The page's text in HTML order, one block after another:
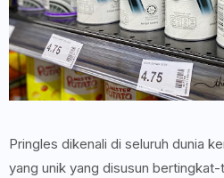
Pringles dikenali di seluruh dunia
yang unik yang disusun